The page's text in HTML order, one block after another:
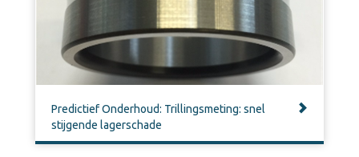
Predictief Onderhoud: Trillingsmeting: snel
stijgende lagerschade